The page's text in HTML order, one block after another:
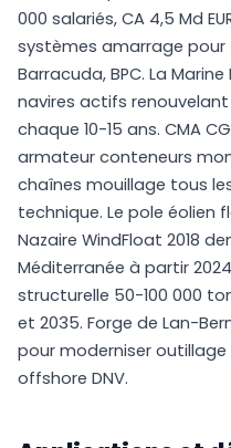
000 salariés, CA 4,5 Md
systèmes amarrage pour
Barracuda, BPC. La
navires actifs
chaque 10-15 ans. CMA
armateur conteneurs
chaînes mouillage tous
technique. Le pole
Nazaire WindFloat 2018
Méditerranée à partir
structurelle 50-100 000
et 2035. Forge de Lan-
pour moderniser
offshore DNV.